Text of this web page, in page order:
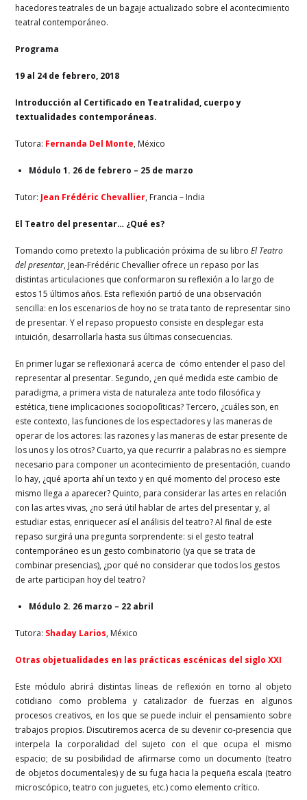
hacedores teatrales de un bagaje actualizado sobre el acontecimiento
teatral contemporáneo.
Programa
19 al 24 de febrero, 2018
Introducción al Certificado en Teatralidad, cuerpo y
textualidades contemporáneas.
Tutora: Fernanda Del Monte, México
Módulo 1. 26 de febrero – 25 de marzo
Tutor: Jean Frédéric Chevallier, Francia – India
El Teatro del presentar… ¿Qué es?
Tomando como pretexto la publicación próxima de su libroEl Teatro
del presentar, Jean-Frédéric Chevallier ofrece un repaso por las
distintas articulaciones que conformaron su reflexión a lo largo de
estos 15 últimos años. Esta reflexión partió de una observación
sencilla: en los escenarios de hoy no se trata tanto de representar sino
de presentar. Y el repaso propuesto consiste en desplegar esta
intuición, desarrollarla hasta sus últimas consecuencias.
En primer lugar se reflexionará acerca de cómo entender el paso del
representar al presentar. Segundo, ¿en qué medida este cambio de
paradigma, a primera vista de naturaleza ante todo filosófica y
estética, tiene implicaciones sociopolìticas? Tercero, ¿cuáles son, en
este contexto, las funciones de los espectadores y las maneras de
operar de los actores: las razones y las maneras de estar presente de
los unos y los otros? Cuarto, ya que recurrir a palabras no es siempre
necesario para componer un acontecimiento de presentación, cuando
lo hay, ¿qué aporta ahí un texto y en qué momento del proceso este
mismo llega a aparecer? Quinto, para considerar las artes en relación
con las artes vivas, ¿no será útil hablar de artes del presentar y, al
estudiar estas, enriquecer así el análisis del teatro? Al final de este
repaso surgirá una pregunta sorprendente: si el gesto teatral
contemporáneo es un gesto combinatorio (ya que se trata de
combinar presencias), ¿por qué no considerar que todos los gestos
de arte participan hoy del teatro?
Módulo 2. 26 marzo – 22 abril
Tutora: Shaday Larios, México
Otras objetualidades en las prácticas escénicas del siglo XXI
Este módulo abrirá distintas líneas de reflexión en torno al objeto
cotidiano como problema y catalizador de fuerzas en algunos
procesos creativos, en los que se puede incluir el pensamiento sobre
trabajos propios. Discutiremos acerca de su devenir co-presencia que
interpela la corporalidad del sujeto con el que ocupa el mismo
espacio; de su posibilidad de afirmarse como un documento (teatro
de objetos documentales) y de su fuga hacia la pequeña escala (teatro
microscópico, teatro con juguetes, etc.) como elemento crítico.